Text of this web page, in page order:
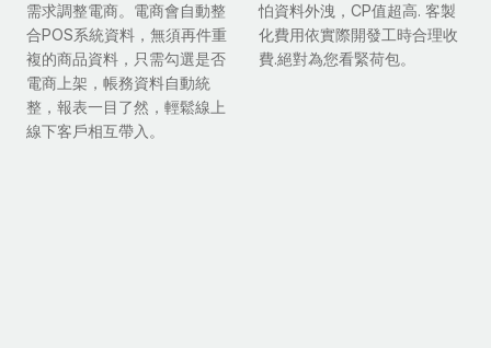
需求調整電商。電商會自動整
合POS系統資料，無須再件重
複的商品資料，只需勾選是否
電商上架，帳務資料自動統
整，報表一目了然，輕鬆線上
線下客戶相互帶入。
怕資料外洩，CP值超高. 客製
化費用依實際開發工時合理收
費.絕對為您看緊荷包。